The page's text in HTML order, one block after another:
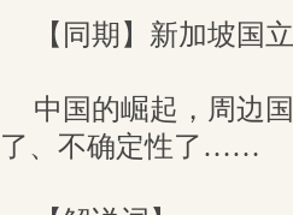
【同期】新加坡国
中国的崛起，周边
了、不确定性了……